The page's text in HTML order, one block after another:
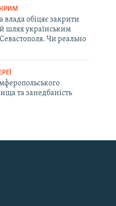
КРИМ
влада обіцяє закрити
шлях українським
Чи реально
та занедбаність